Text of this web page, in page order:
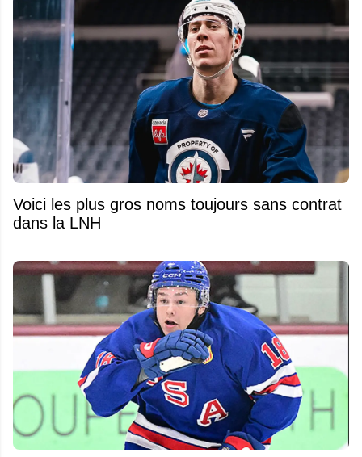
Voici les plus gros noms toujours sans contrat
dans la LNH